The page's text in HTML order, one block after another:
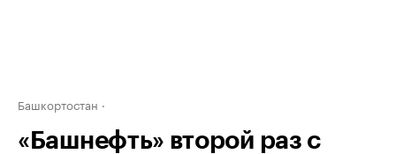
Башкортостан
«Башнефть» второй раз с